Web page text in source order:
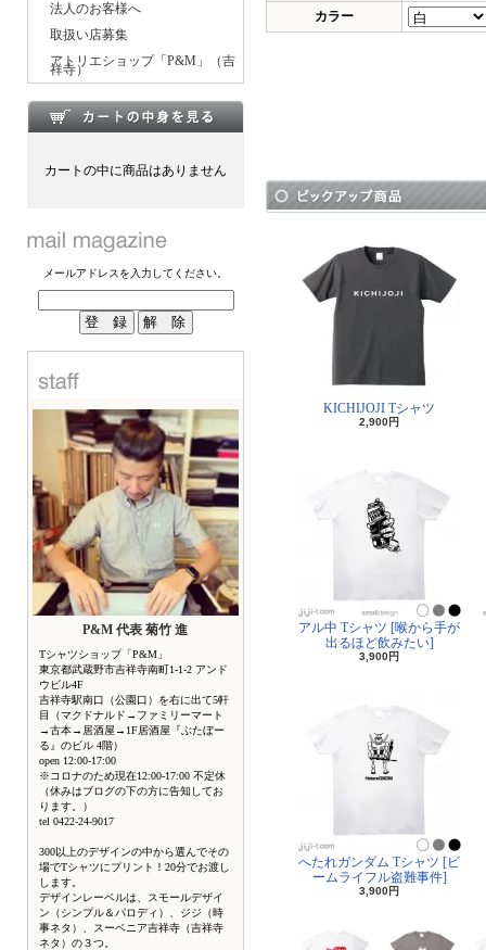
法人のお客様へ
取扱い店募集
アトリエショップ「P&M」（吉
祥寺）
カートの中に商品はありません
メールアドレスを入力してください。
P&M 代表 菊竹 進
Tシャツショップ「P&M」
東京都武蔵野市吉祥寺南町1-1-2 アンド
ウビル4F
吉祥寺駅南口（公園口）を右に出て5軒
目（マクドナルド→ファミリーマート
→古本→居酒屋→1F居酒屋『ぶたぼー
る』のビル 4階）
open 12:00-17:00
※コロナのため現在12:00-17:00 不定休
（休みはブログの下の方に告知してお
ります。）
tel 0422-24-9017
300以上のデザインの中から選んでその
場でTシャツにプリント！20分でお渡し
します。
デザインレーベルは、スモールデザイ
ン（シンプル＆パロディ）、ジジ（時
事ネタ）、スーベニア吉祥寺（吉祥寺
ネタ）の３つ。
カラー
KICHIJOJI Tシャツ
2,900円
アル中 Tシャツ [喉から手が
出るほど飲みたい]
3,900円
へたれガンダム Tシャツ [ビ
ームライフル盗難事件]
3,900円